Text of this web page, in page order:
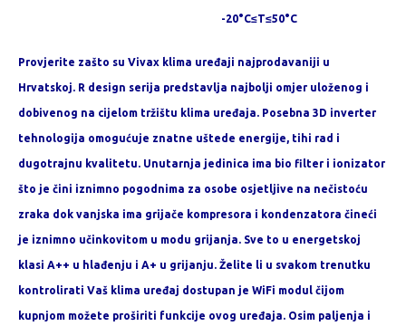
-20°C≤T≤50°C
Provjerite zašto su Vivax klima uređaji najprodavaniji u
Hrvatskoj. R design serija predstavlja najbolji omjer uloženog i
dobivenog na cijelom tržištu klima uređaja. Posebna 3D inverter
tehnologija omogućuje znatne uštede energije, tihi rad i
dugotrajnu kvalitetu. Unutarnja jedinica ima bio filter i ionizator
što je čini iznimno pogodnima za osobe osjetljive na nečistoću
zraka dok vanjska ima grijače kompresora i kondenzatora čineći
je iznimno učinkovitom u modu grijanja. Sve to u energetskoj
klasi A++ u hlađenju i A+ u grijanju. Želite li u svakom trenutku
kontrolirati Vaš klima uređaj dostupan je WiFi modul čijom
kupnjom možete proširiti funkcije ovog uređaja. Osim paljenja i